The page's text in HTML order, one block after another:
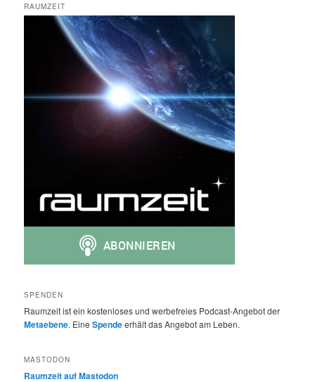
RAUMZEIT
SPENDEN
Raumzeit ist ein kostenloses und werbefreies Podcast-Angebot der
Metaebene. EineSpendeerhält das Angebot am Leben.
MASTODON
Raumzeit auf Mastodon